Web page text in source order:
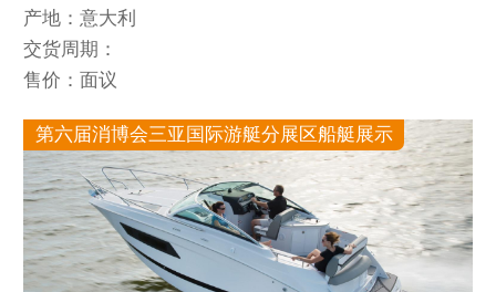
产地：意大利
交货周期：
售价：面议
第六届消博会三亚国际游艇分展区船艇展示